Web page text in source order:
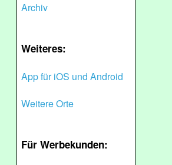
Archiv
Weiteres:
App für iOS und Android
Weitere Orte
Für Werbekunden: